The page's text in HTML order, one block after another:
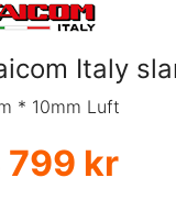
Italy
* 10mm Luft
799 kr